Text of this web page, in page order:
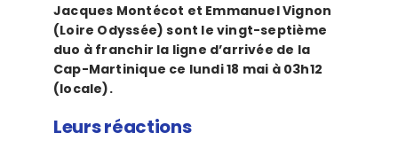
Jacques Montécot et Emmanuel Vignon
(Loire Odyssée) sont le vingt-septième
duo à franchir la ligne d’arrivée de la
Cap-Martinique ce lundi 18 mai à 03h12
(locale).
Leurs réactions